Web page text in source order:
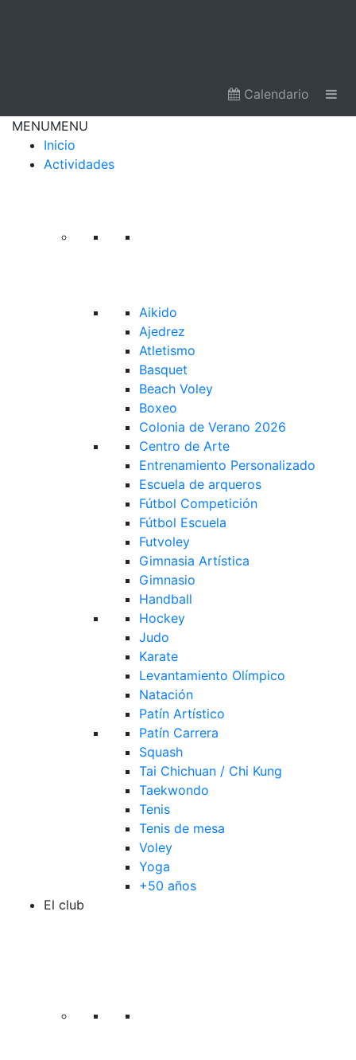
Calendario
MENUMENU
Inicio
Actividades
Aikido
Ajedrez
Atletismo
Basquet
Beach Voley
Boxeo
Colonia de Verano 2026
Centro de Arte
Entrenamiento Personalizado
Escuela de arqueros
Fútbol Competición
Fútbol Escuela
Futvoley
Gimnasia Artística
Gimnasio
Handball
Hockey
Judo
Karate
Levantamiento Olímpico
Natación
Patín Artístico
Patín Carrera
Squash
Tai Chichuan / Chi Kung
Taekwondo
Tenis
Tenis de mesa
Voley
Yoga
+50 años
El club